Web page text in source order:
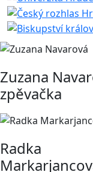
Zuzana
zpěvačka
Radka